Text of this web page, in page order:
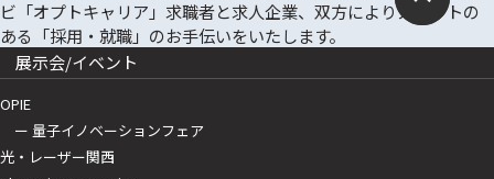
展示会/イベント
OPIE
ー 量子イノベーションフェア
光・レーザー関西